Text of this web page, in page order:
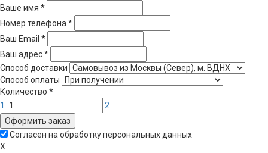
Ваше имя *
Номер телефона *
Ваш Email *
Ваш адрес*
Способ доставки
Способ оплаты
Количество *
1
2
Оформить заказ
Согласен на обработку персональных данных
X